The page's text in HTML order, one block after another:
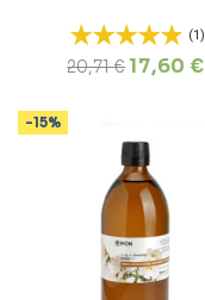
(1)
20,71 € 17,60 €
-15%